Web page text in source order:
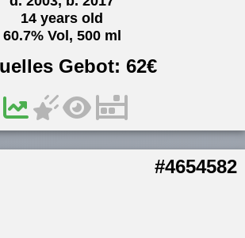
14 years old
60.7% Vol, 500 ml
Gebot:62€
#4654582